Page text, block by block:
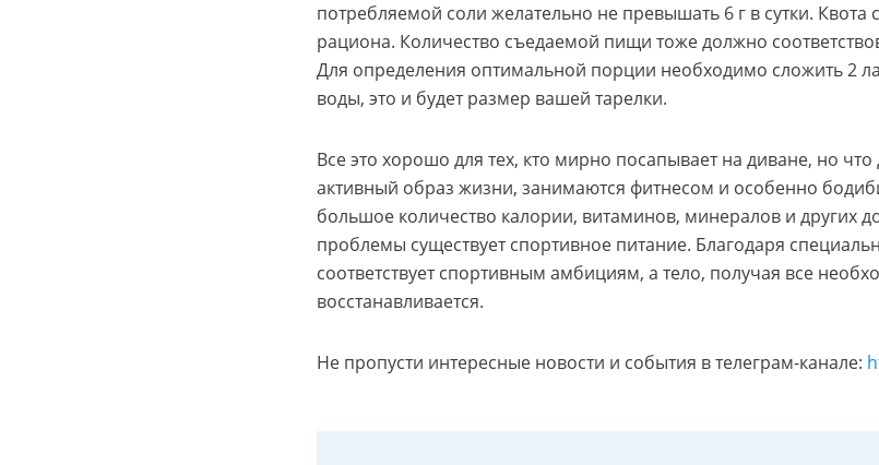
потребляемой соли желательно не превышать 6 г в сутки. Квота
рациона. Количество съедаемой пищи тоже должно
Для определения оптимальной порции необходимо сложить 2
воды, это и будет размер вашей тарелки.
Все это хорошо для тех, кто мирно посапывает на диване, но
активный образ жизни, занимаются фитнесом и особенно
большое количество калории, витаминов, минералов и других
проблемы существует спортивное питание. Благодаря
соответствует спортивным амбициям, а тело, получая все
восстанавливается.
Не пропусти интересные новости и события в телеграм-канале: